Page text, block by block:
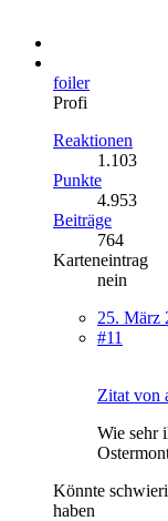
foiler
Profi
Reaktionen
1.103
Punkte
4.953
Beiträge
764
Karteneintrag
nein
25. März
#11
Zitat von
Wie sehr
Könnte
haben